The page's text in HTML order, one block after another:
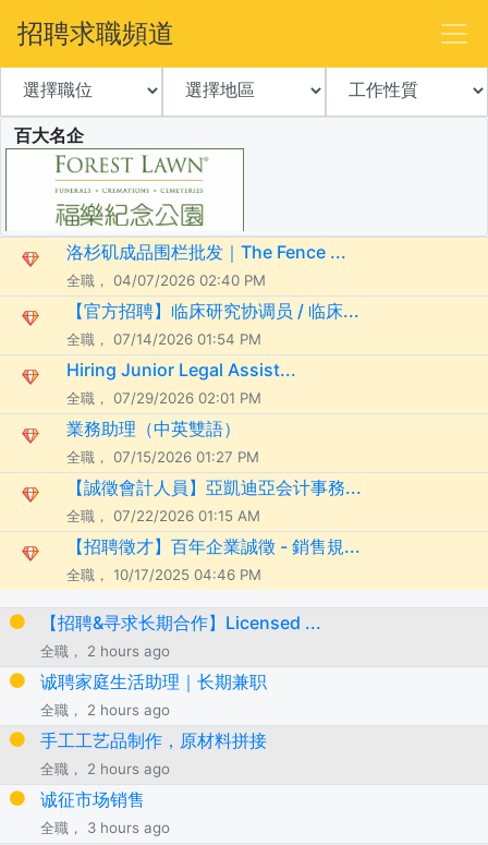
招聘求職頻道
百大名企
洛杉矶成品围栏批发｜The Fence ...
全職， 04/07/2026 02:40 PM
【官方招聘】临床研究协调员 / 临床...
全職， 07/14/2026 01:54 PM
Hiring Junior Legal Assist...
全職， 07/29/2026 02:01 PM
業務助理（中英雙語）
全職， 07/15/2026 01:27 PM
【誠徵會計人員】亞凱迪亞会计事務...
全職， 07/22/2026 01:15 AM
【招聘徵才】百年企業誠徵 - 銷售規...
全職， 10/17/2025 04:46 PM
【招聘&寻求长期合作】Licensed ...
全職， 2 hours ago
诚聘家庭生活助理｜长期兼职
全職， 2 hours ago
手工工艺品制作，原材料拼接
全職， 2 hours ago
诚征市场销售
全職， 3 hours ago